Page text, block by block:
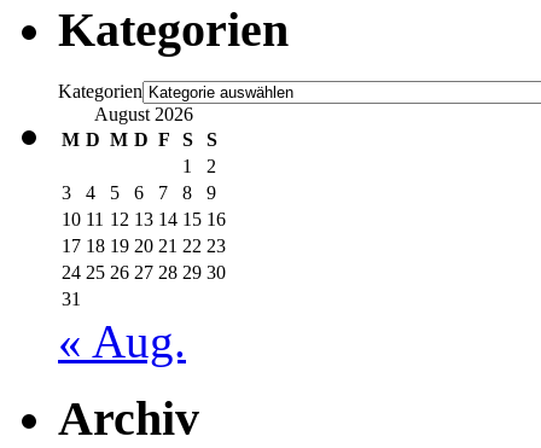
Kategorien
Kategorien
August 2026
M D M D F S
S
1
2
3
4 5 6 7 8
9
10 11 12 13 14 15 16
17 18 19 20 21 22 23
24 25 26 27 28 29 30
31
« Aug.
Archiv